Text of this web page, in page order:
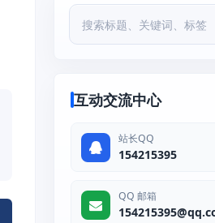
互动交流中心
站长QQ
154215395
QQ 邮箱